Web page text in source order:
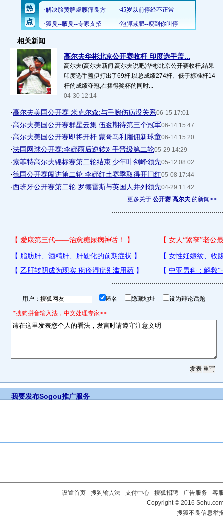
相关新闻
高尔夫华彬北京公开赛收杆 印度选手盖...
高尔夫(高尔夫新闻,高尔夫说吧)华彬北京公开赛收杆,结果
印度选手盖伊打出了69杆,以总成绩274杆、低于标准杆14
杆的成绩夺冠,在捧得奖杯的同时...
04-30 12:14
·高尔夫美国公开赛 米克尔森:与手腕伤病没关系06-15 17:01
·高尔夫美国公开赛群星云集 伍兹期待第三个冠军06-14 15:47
·高尔夫美国公开赛即将开杆 蒙哥马利雇佣新球童06-14 15:20
·法国网球公开赛:李娜雨后逆转对手晋级第二轮05-29 14:29
·索菲特高尔夫锦标赛第二轮结束 少年叶剑峰领先05-12 08:02
·德国公开赛闯进第二轮 李娜红土赛季取得开门红05-08 17:44
·西班牙公开赛第二轮 罗德雷斯与英国人并列领先04-29 11:42
更多关于 公开赛 高尔夫 的新闻>>
用户： 匿名 隐藏地址 设为辩论话题
*搜狗拼音输入法，中文处理专家>>
我要发布Sogou推广服务
设置首页 - 搜狗输入法 - 支付中心 - 搜狐招聘 - 广告服务 - 客
Copyright©2016
搜狐不良信息举